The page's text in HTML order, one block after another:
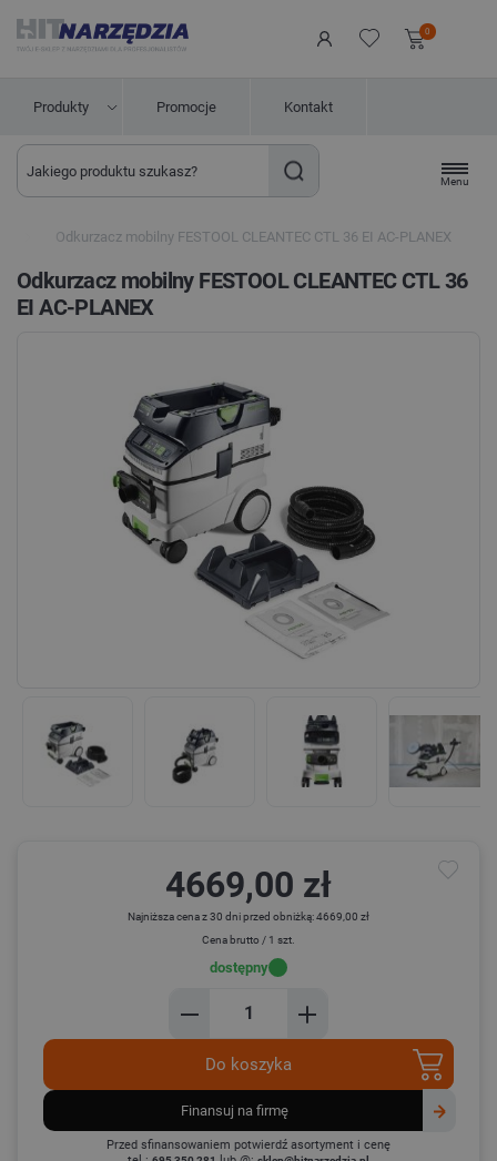
0
Produkty Promocje Kontakt
Menu
Odkurzacz mobilny FESTOOL CLEANTEC CTL 36 EI AC-PLANEX
Odkurzacz mobilny FESTOOL CLEANTEC CTL 36
EI AC-PLANEX
4669,00 zł
Najniższa cena z 30 dni przed obniżką: 4669,00 zł
Cena brutto / 1 szt.
dostępny
Do koszyka
finansuj na firmę
Przed sfinansowaniem potwierdź asortyment i cenę